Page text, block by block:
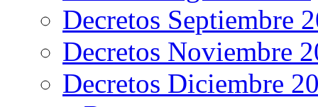
Decretos Septiembre
Decretos Noviembre
Decretos Diciembre